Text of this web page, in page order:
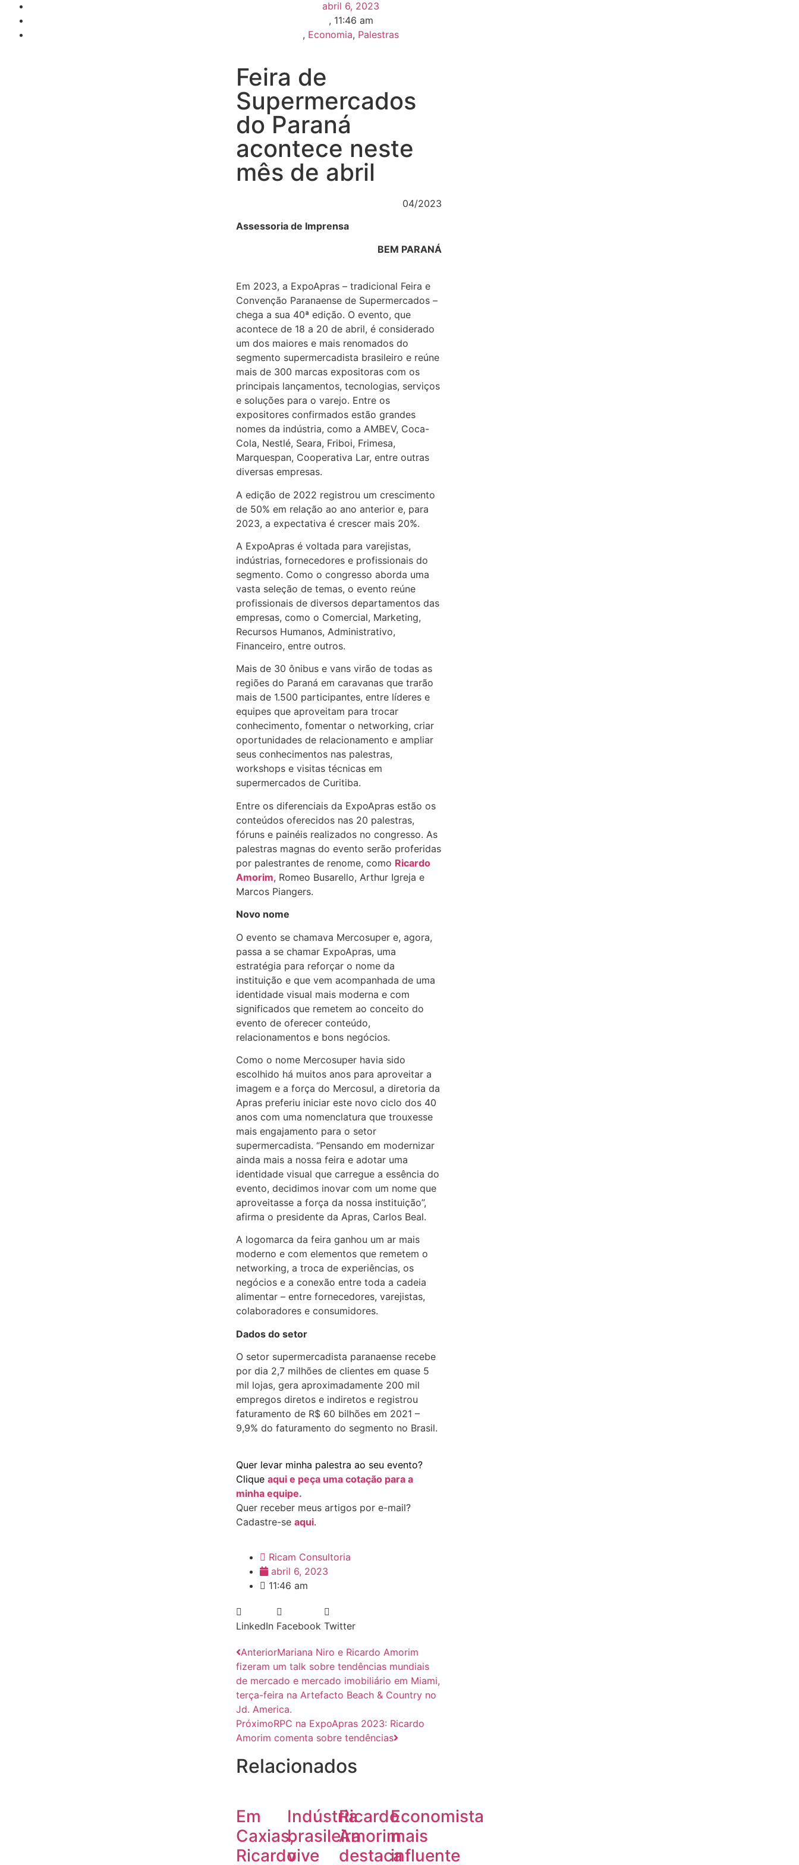
abril 6, 2023
, 11:46 am
, Economia, Palestras
Feira de
Supermercados
do Paraná
acontece neste
mês de abril
04/2023
Assessoria de Imprensa
BEM PARANÁ
Em 2023, a ExpoApras – tradicional Feira e
Convenção Paranaense de Supermercados –
chega a sua 40ª edição. O evento, que
acontece de 18 a 20 de abril, é considerado
um dos maiores e mais renomados do
segmento supermercadista brasileiro e reúne
mais de 300 marcas expositoras com os
principais lançamentos, tecnologias, serviços
e soluções para o varejo. Entre os
expositores confirmados estão grandes
nomes da indústria, como a AMBEV, Coca-
Cola, Nestlé, Seara, Friboi, Frimesa,
Marquespan, Cooperativa Lar, entre outras
diversas empresas.
A edição de 2022 registrou um crescimento
de 50% em relação ao ano anterior e, para
2023, a expectativa é crescer mais 20%.
A ExpoApras é voltada para varejistas,
indústrias, fornecedores e profissionais do
segmento. Como o congresso aborda uma
vasta seleção de temas, o evento reúne
profissionais de diversos departamentos das
empresas, como o Comercial, Marketing,
Recursos Humanos, Administrativo,
Financeiro, entre outros.
Mais de 30 ônibus e vans virão de todas as
regiões do Paraná em caravanas que trarão
mais de 1.500 participantes, entre líderes e
equipes que aproveitam para trocar
conhecimento, fomentar o networking, criar
oportunidades de relacionamento e ampliar
seus conhecimentos nas palestras,
workshops e visitas técnicas em
supermercados de Curitiba.
Entre os diferenciais da ExpoApras estão os
conteúdos oferecidos nas 20 palestras,
fóruns e painéis realizados no congresso. As
palestras magnas do evento serão proferidas
por palestrantes de renome, como Ricardo
Amorim, Romeo Busarello, Arthur Igreja e
Marcos Piangers.
Novo nome
O evento se chamava Mercosuper e, agora,
passa a se chamar ExpoApras, uma
estratégia para reforçar o nome da
instituição e que vem acompanhada de uma
identidade visual mais moderna e com
significados que remetem ao conceito do
evento de oferecer conteúdo,
relacionamentos e bons negócios.
Como o nome Mercosuper havia sido
escolhido há muitos anos para aproveitar a
imagem e a força do Mercosul, a diretoria da
Apras preferiu iniciar este novo ciclo dos 40
anos com uma nomenclatura que trouxesse
mais engajamento para o setor
supermercadista. “Pensando em modernizar
ainda mais a nossa feira e adotar uma
identidade visual que carregue a essência do
evento, decidimos inovar com um nome que
aproveitasse a força da nossa instituição”,
afirma o presidente da Apras, Carlos Beal.
A logomarca da feira ganhou um ar mais
moderno e com elementos que remetem o
networking, a troca de experiências, os
negócios e a conexão entre toda a cadeia
alimentar – entre fornecedores, varejistas,
colaboradores e consumidores.
Dados do setor
O setor supermercadista paranaense recebe
por dia 2,7 milhões de clientes em quase 5
mil lojas, gera aproximadamente 200 mil
empregos diretos e indiretos e registrou
faturamento de R$ 60 bilhões em 2021 –
9,9% do faturamento do segmento no Brasil.
Quer levar minha palestra ao seu evento?
Clique aqui e peça uma cotação para a
minha equipe.
Quer receber meus artigos por e-mail?
Cadastre-se aqui.
Ricam Consultoria
abril 6, 2023
11:46 am
LinkedIn Facebook Twitter
AnteriorMariana Niro e Ricardo Amorim
fizeram um talk sobre tendências mundiais
de mercado e mercado imobiliário em Miami,
terça-feira na Artefacto Beach & Country no
Jd. America.
PróximoRPC na ExpoApras 2023: Ricardo
Amorim comenta sobre tendências
Relacionados
Em
Caxias,
Ricardo
Indústria
brasileira
vive
Ricardo
Amorim
destaca
Economista
mais
influente